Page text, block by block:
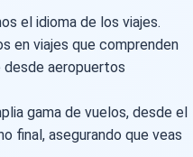
el idioma de los viajes.
en viajes que comprenden
desde aeropuertos
gama de vuelos, desde el
final, asegurando que veas